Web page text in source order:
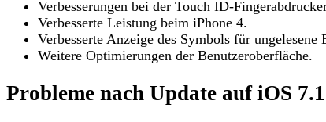
Verbesserungen bei der Touch ID-
Verbesserte Leistung beim iPhone 4.
Verbesserte Anzeige des Symbols für
Weitere Optimierungen der Benutzeroberfläche.
Probleme nach Update auf iOS 7.1